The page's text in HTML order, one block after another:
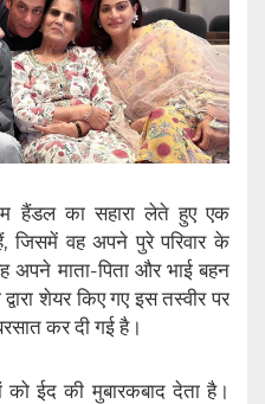
हैंडल का सहारा लेते हुए एक
जिसमें वह अपने पुरे परिवार के
माता-पिता और भाई बहन
शेयर किए गए इस तस्वीर पर
कर दी गई है।
ईद की मुबारकबाद देता है।